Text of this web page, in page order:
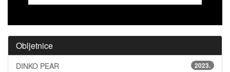
Obljetnice
DINKO PEAR 2023.